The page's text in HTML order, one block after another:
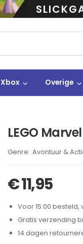
Xbox Overige
LEGO
Brand:
Avontuur &
€11,95
Voor 15:00
Gratis verzending
14 dagen